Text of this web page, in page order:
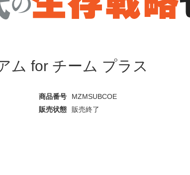
ム for チーム プラス
商品番号
MZMSUBCOE
販売状態
販売終了